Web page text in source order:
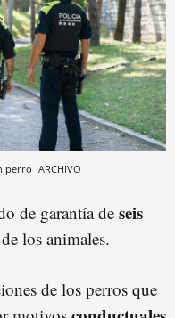
perro ARCHIVO
de garantía deseis
los animales.
de los perros que